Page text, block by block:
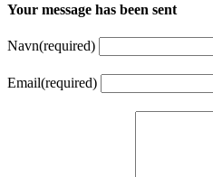
Your message has been sent
Navn(required)
Email(required)